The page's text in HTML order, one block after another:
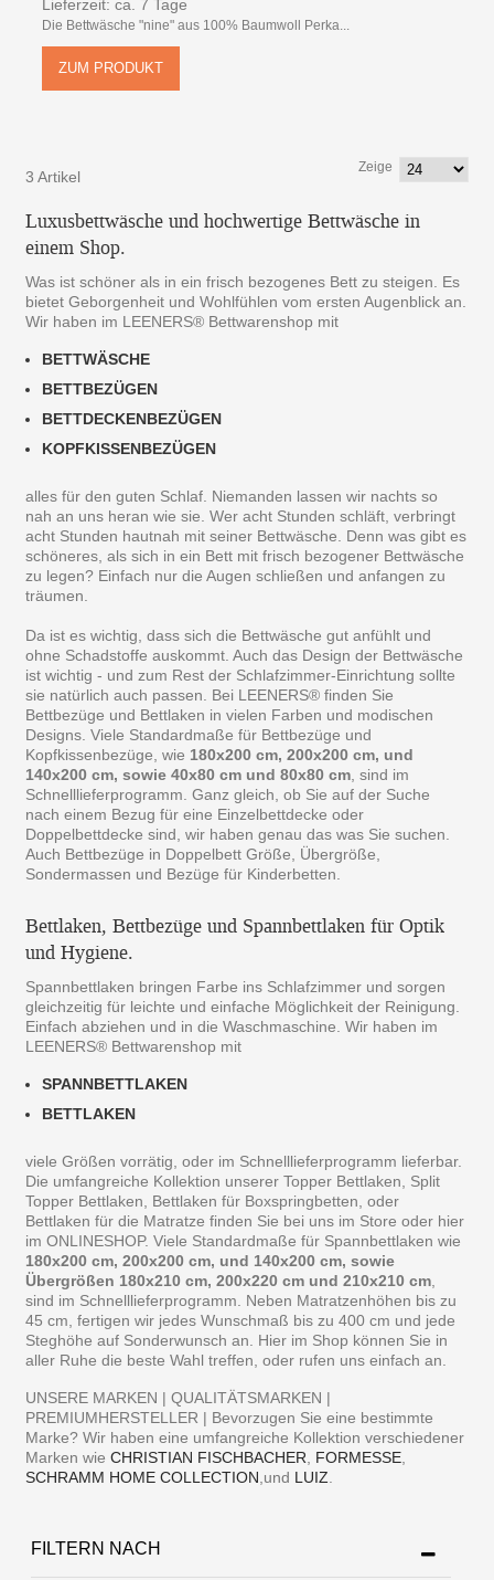
Lieferzeit: ca. 7 Tage
Die Bettwäsche "nine" aus 100% Baumwoll Perka...
ZUM PRODUKT
3 Artikel
Zeige
Luxusbettwäsche und hochwertige Bettwäsche in
einem Shop.
Was ist schöner als in ein frisch bezogenes Bett zu steigen. Es
bietet Geborgenheit und Wohlfühlen vom ersten Augenblick an.
Wir haben im LEENERS® Bettwarenshop mit
BETTWÄSCHE
BETTBEZÜGEN
BETTDECKENBEZÜGEN
KOPFKISSENBEZÜGEN
alles für den guten Schlaf. Niemanden lassen wir nachts so
nah an uns heran wie sie. Wer acht Stunden schläft, verbringt
acht Stunden hautnah mit seiner Bettwäsche. Denn was gibt es
schöneres, als sich in ein Bett mit frisch bezogener Bettwäsche
zu legen? Einfach nur die Augen schließen und anfangen zu
träumen.
Da ist es wichtig, dass sich die Bettwäsche gut anfühlt und
ohne Schadstoffe auskommt. Auch das Design der Bettwäsche
ist wichtig - und zum Rest der Schlafzimmer-Einrichtung sollte
sie natürlich auch passen. Bei LEENERS® finden Sie
Bettbezüge und Bettlaken in vielen Farben und modischen
Designs. Viele Standardmaße für Bettbezüge und
Kopfkissenbezüge, wie 180x200 cm, 200x200 cm, und
140x200 cm, sowie 40x80 cm und 80x80 cm, sind im
Schnelllieferprogramm. Ganz gleich, ob Sie auf der Suche
nach einem Bezug für eine Einzelbettdecke oder
Doppelbettdecke sind, wir haben genau das was Sie suchen.
Auch Bettbezüge in Doppelbett Größe, Übergröße,
Sondermassen und Bezüge für Kinderbetten.
Bettlaken, Bettbezüge und Spannbettlaken für Optik
und Hygiene.
Spannbettlaken bringen Farbe ins Schlafzimmer und sorgen
gleichzeitig für leichte und einfache Möglichkeit der Reinigung.
Einfach abziehen und in die Waschmaschine. Wir haben im
LEENERS® Bettwarenshop mit
SPANNBETTLAKEN
BETTLAKEN
viele Größen vorrätig, oder im Schnelllieferprogramm lieferbar.
Die umfangreiche Kollektion unserer Topper Bettlaken, Split
Topper Bettlaken, Bettlaken für Boxspringbetten, oder
Bettlaken für die Matratze finden Sie bei uns im Store oder hier
im ONLINESHOP. Viele Standardmaße für Spannbettlaken wie
180x200 cm, 200x200 cm, und 140x200 cm, sowie
Übergrößen 180x210 cm, 200x220 cm und 210x210 cm,
sind im Schnelllieferprogramm. Neben Matratzenhöhen bis zu
45 cm, fertigen wir jedes Wunschmaß bis zu 400 cm und jede
Steghöhe auf Sonderwunsch an. Hier im Shop können Sie in
aller Ruhe die beste Wahl treffen, oder rufen uns einfach an.
UNSERE MARKEN | QUALITÄTSMARKEN |
PREMIUMHERSTELLER | Bevorzugen Sie eine bestimmte
Marke? Wir haben eine umfangreiche Kollektion verschiedener
Marken wieCHRISTIAN FISCHBACHER, FORMESSE,
SCHRAMM HOME COLLECTION,und LUIZ.
FILTERN NACH